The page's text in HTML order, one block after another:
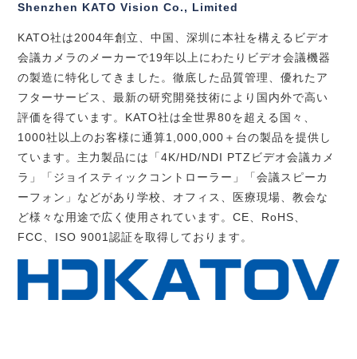
Shenzhen KATO Vision Co., Limited
KATO社は2004年創立、中国、深圳に本社を構えるビデオ
会議カメラのメーカーで19年以上にわたりビデオ会議機器
の製造に特化してきました。徹底した品質管理、優れたア
フターサービス、最新の研究開発技術により国内外で高い
評価を得ています。 KATO社は全世界80を超える国々、
1000社以上のお客様に通算1,000,000 ＋台の製品を提供し
ています。主力製品には「4K/HD/NDI PTZ ビデオ会議カメ
ラ」「ジョイスティックコントローラー」「会議スピーカ
ーフォン」などがあり学校、オフィス、医療現場、教会な
ど様々な用途で広く使用されています。CE RoHS
FCC
ISO 9001認証を取得しております。